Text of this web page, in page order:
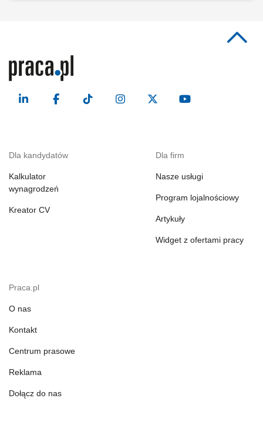
Dla kandydatów
Kalkulator
wynagrodzeń
Kreator CV
Dla firm
Nasze usługi
Program lojalnościowy
Artykuły
Widget z ofertami pracy
Praca.pl
O nas
Kontakt
Centrum prasowe
Reklama
Dołącz do nas